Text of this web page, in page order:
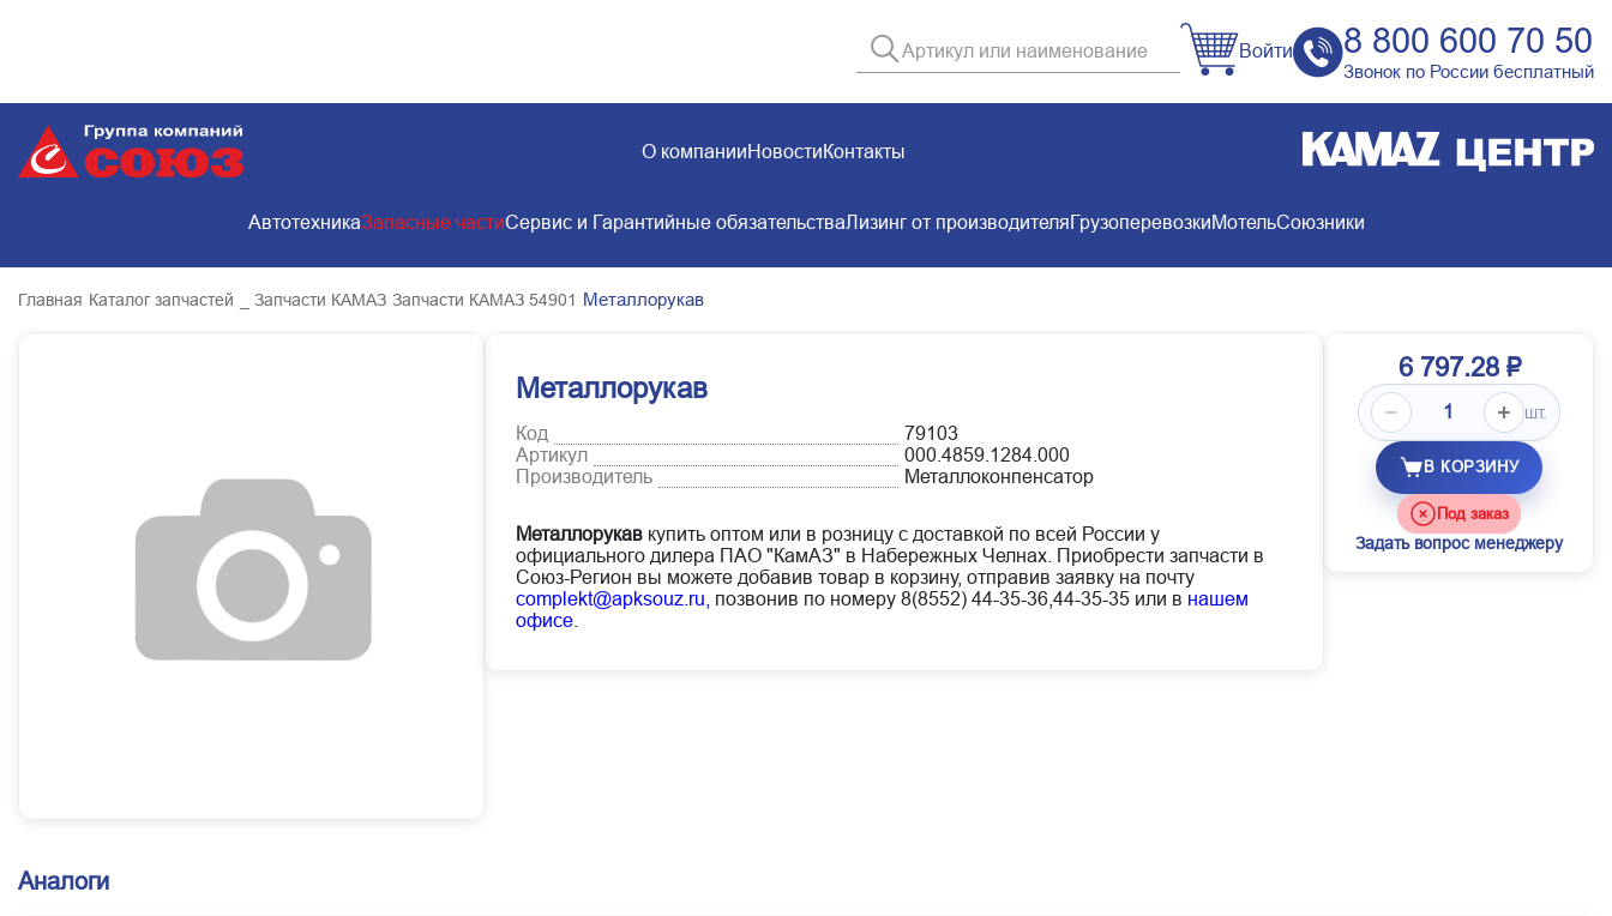
Войти 8 800 600 70 50
Звонок по России бесплатный
О компанииНовостиКонтакты
АвтотехникаЗапасные частиСервис и Гарантийные обязательстваЛизинг от производителяГрузоперевозкиМотельСоюзники
Главная Каталог запчастей _ Запчасти КАМАЗ Запчасти КАМАЗ 54901 Металлорукав
Металлорукав
Код
79103
Артикул
000.4859.1284.000
Производитель
Металлоконпенсатор
Металлорукав купить оптом или в розницу с доставкой по всей России у
официального дилера ПАО "КамАЗ" в Набережных Челнах. Приобрести запчасти в
Союз-Регион вы можете добавив товар в корзину, отправив заявку на почту
complekt@apksouz.ru, позвонив по номеру 8(8552) 44-35-36,44-35-35 или в нашем
офисе
6 797.28 ₽
шт.
В КОРЗИНУ
Под заказ
Задать вопрос менеджеру
Аналоги